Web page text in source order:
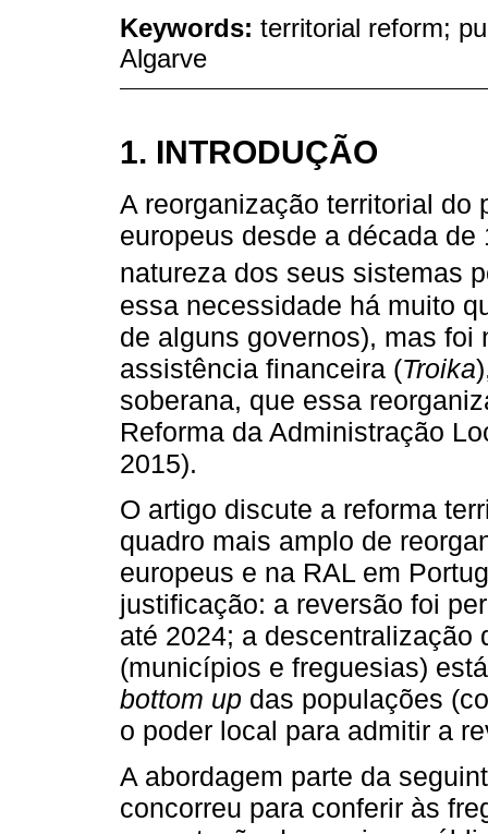
Keywords: territorial reform;
Algarve
1. INTRODUÇÃO
A reorganização territorial do
europeus desde a década
natureza dos seus sistemas
essa necessidade há muito
de alguns governos), mas
assistência financeira (Troika
soberana, que essa
Reforma da Administração
2015).
O artigo discute a reforma
quadro mais amplo de
europeus e na RAL em
justificação: a reversão foi
até 2024; a
(municípios e freguesias)
bottom up das populações
o poder local para admitir a
A abordagem parte da
concorreu para conferir às